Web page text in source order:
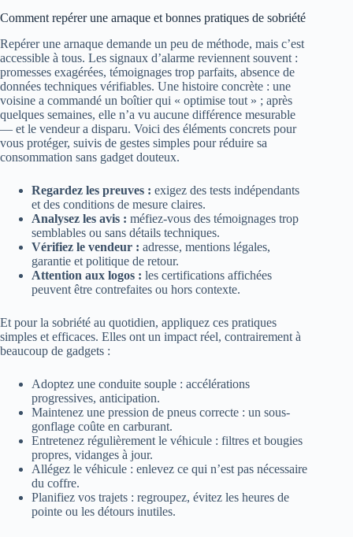
Comment repérer une arnaque et bonnes pratiques de sobriété
Repérer une arnaque demande un peu de méthode, mais c’est
accessible à tous. Les signaux d’alarme reviennent souvent :
promesses exagérées, témoignages trop parfaits, absence de
données techniques vérifiables. Une histoire concrète : une
voisine a commandé un boîtier qui « optimise tout » ; après
quelques semaines, elle n’a vu aucune différence mesurable
— et le vendeur a disparu. Voici des éléments concrets pour
vous protéger, suivis de gestes simples pour réduire sa
consommation sans gadget douteux.
Regardez les preuves : exigez des tests indépendants
et des conditions de mesure claires.
Analysez les avis : méfiez-vous des témoignages trop
semblables ou sans détails techniques.
Vérifiez le vendeur : adresse, mentions légales,
garantie et politique de retour.
Attention aux logos : les certifications affichées
peuvent être contrefaites ou hors contexte.
Et pour la sobriété au quotidien, appliquez ces pratiques
simples et efficaces. Elles ont un impact réel, contrairement à
beaucoup de gadgets :
Adoptez une conduite souple : accélérations
progressives, anticipation.
Maintenez une pression de pneus correcte : un sous-
gonflage coûte en carburant.
Entretenez régulièrement le véhicule : filtres et bougies
propres, vidanges à jour.
Allégez le véhicule : enlevez ce qui n’est pas nécessaire
du coffre.
Planifiez vos trajets : regroupez, évitez les heures de
pointe ou les détours inutiles.